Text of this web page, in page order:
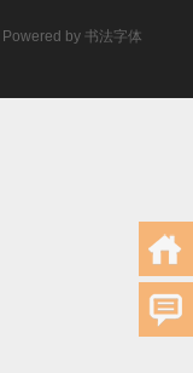
Powered by 书法字体